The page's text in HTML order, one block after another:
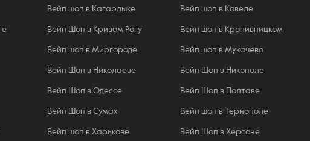
Вейп шоп в Кагарлыке Вейп шоп в Ковеле
Вейп Шоп в Кривом Рогу Вейп шоп в Кропивницком
Вейп шоп в Миргороде Вейп шоп в Мукачево
Вейп Шоп в Николаеве Вейп Шоп в Никополе
Вейп Шоп в Одессе Вейп Шоп в Полтаве
Вейп Шоп в Сумах Вейп шоп в Тернополе
Вейп шоп в Харькове Вейп Шоп в Херсоне